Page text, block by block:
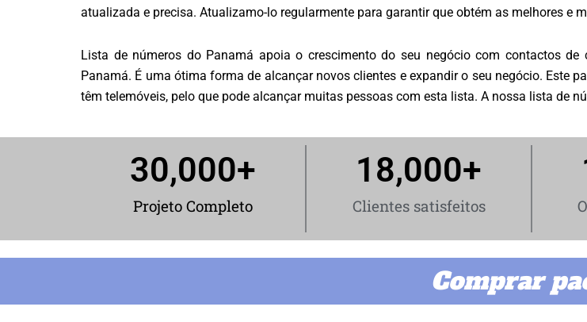
atualizada e precisa. Atualizamo-lo regularmente para garantir que obtém as melhores e
Lista de números do Panamá apoia o crescimento do seu negócio com contactos
Panamá. É uma ótima forma de alcançar novos clientes e expandir o seu negócio. Este
têm telemóveis, pelo que pode alcançar muitas pessoas com esta lista. A nossa lista de
Projeto Completo
30,000+
Clientes satisfeitos
18,000+
Comprar